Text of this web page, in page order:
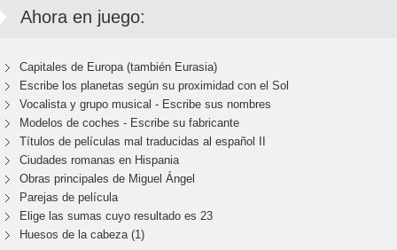
Ahora en juego:
Capitales de Europa (también Eurasia)
Escribe los planetas según su proximidad con el Sol
Vocalista y grupo musical - Escribe sus nombres
Modelos de coches - Escribe su fabricante
Títulos de películas mal traducidas al español II
Ciudades romanas en Hispania
Obras principales de Miguel Ángel
Parejas de película
Elige las sumas cuyo resultado es 23
Huesos de la cabeza (1)